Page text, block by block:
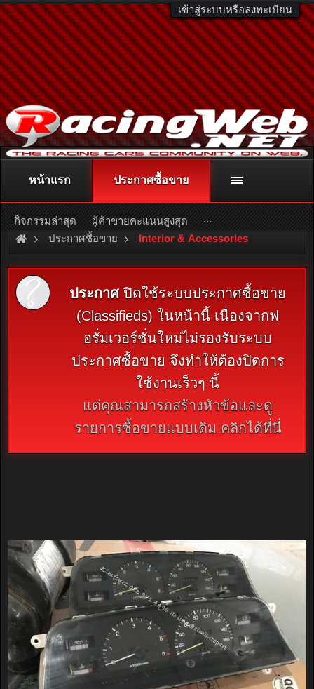
เข้าสู่ระบบหรือลงทะเบียน
ติดต่อลงโฆษณา racingweb@gmail.com
หรือโทร. 081-811-1138
หรืออ่านรายละเอียดเพิ่มเติม คลิกที่นี่
ประกาศซื้อขาย Interior & Accessories
ประกาศปิดใช้ระบบประกาศซื้อขาย
(Classifieds) ในหน้านี้ เนื่องจากฟ
อรั่มเวอร์ชั่นใหม่ไม่รองรับระบบ
ประกาศซื้อขาย จึงทำให้ต้องปิดการ
ใช้งานเร็วๆ นี้
แต่คุณสามารถสร้างหัวข้อและดู
รายการซื้อขายแบบเดิม คลิกได้ที่นี่
หน้าแรก ประกาศซื้อขาย
กิจกรรมล่าสุด ผู้ค้าขายคะแนนสูงสุด ...